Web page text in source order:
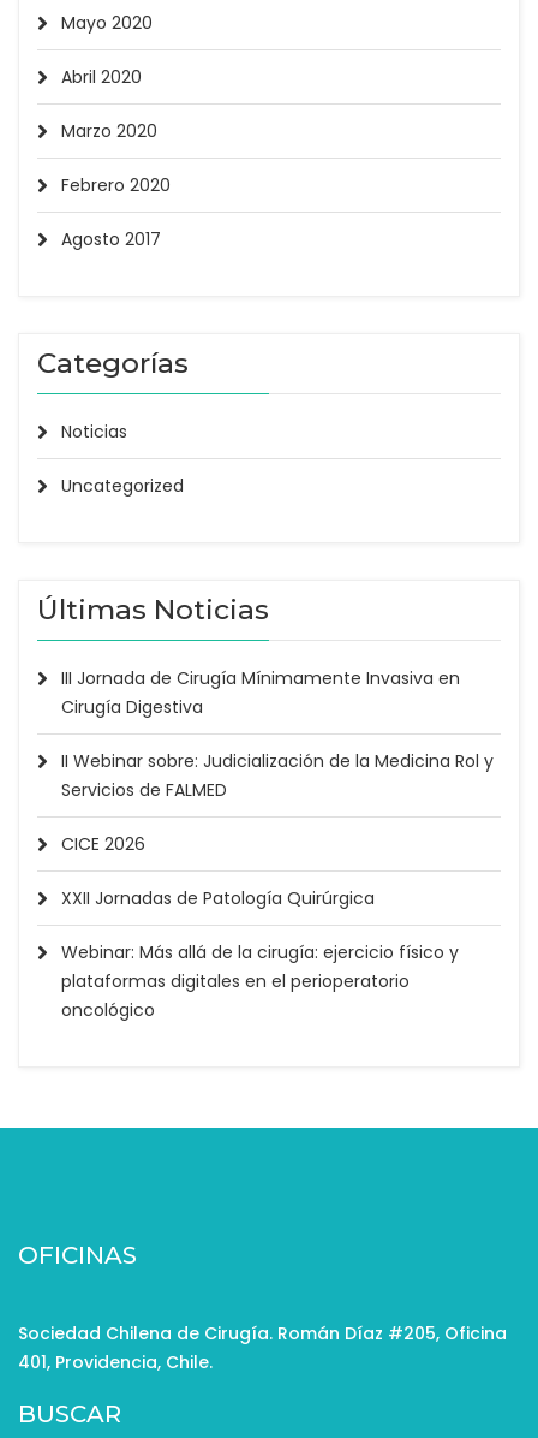
Mayo 2020
Abril 2020
Marzo 2020
Febrero 2020
Agosto 2017
Categorías
Noticias
Uncategorized
Últimas Noticias
III Jornada de Cirugía Mínimamente Invasiva en
Cirugía Digestiva
II Webinar sobre: Judicialización de la Medicina Rol y
Servicios de FALMED
CICE 2026
XXII Jornadas de Patología Quirúrgica
Webinar: Más allá de la cirugía: ejercicio físico y
plataformas digitales en el perioperatorio
oncológico
OFICINAS
Sociedad Chilena de Cirugía. Román Díaz #205, Oficina
401, Providencia, Chile.
BUSCAR